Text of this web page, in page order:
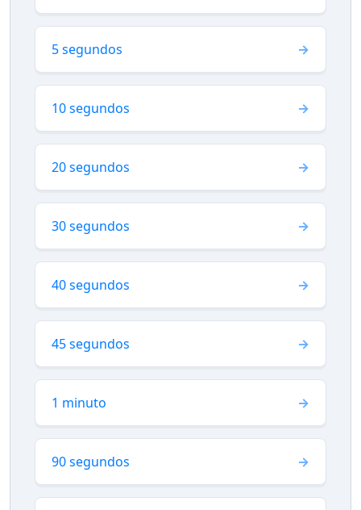
5 segundos
10 segundos
20 segundos
30 segundos
40 segundos
45 segundos
1 minuto
90 segundos